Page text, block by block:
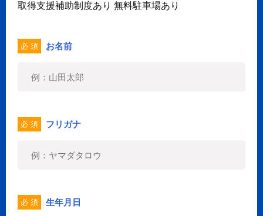
取得支援補助制度あり 無料駐車場あり
必 須 お名前
必 須 フリガナ
必 須 生年月日